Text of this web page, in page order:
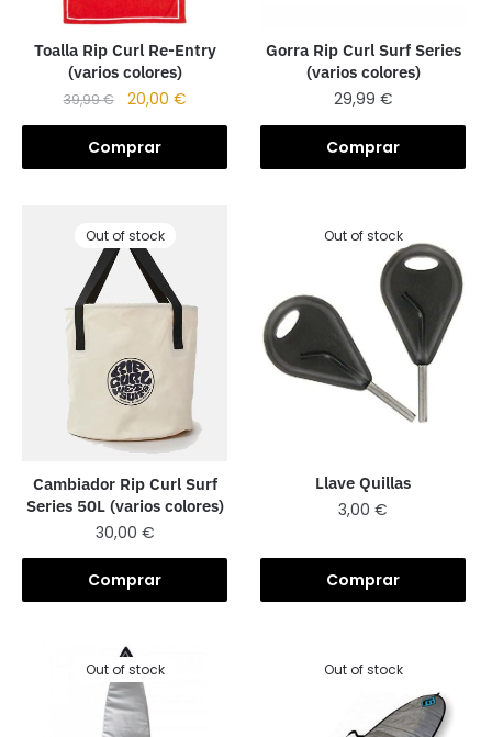
Toalla Rip Curl Re-Entry
(varios colores)
39,99€ 20,00 €
Comprar
Gorra Rip Curl Surf Series
(varios colores)
29,99 €
Comprar
Out of stock
Cambiador Rip Curl Surf
Series 50L (varios colores)
30,00 €
Comprar
Out of stock
Llave Quillas
3,00€
Comprar
Out of stock Out of stock